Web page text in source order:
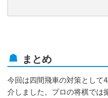
まとめ
今回は四間飛車の対策として
介しました。プロの将棋では